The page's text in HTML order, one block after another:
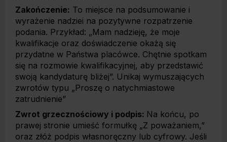
Zakończenie: To miejsce na podsumowanie i
wyrażenie nadziei na pozytywne rozpatrzenie
podania. Przykład: „Mam nadzieję, że moje
kwalifikacje oraz doświadczenie okażą się
przydatne w Państwa placówce. Chętnie spotkam
się na rozmowie kwalifikacyjnej, aby przedstawić
swoją kandydaturę bliżej”. Unikaj wymuszających
zwrotów typu „Proszę o natychmiastowe
zatrudnienie”
Zwrot grzecznościowy i podpis: Na końcu, po
prawej stronie umieść formułkę „Z poważaniem,”
oraz złóż podpis własnoręczny lub cyfrowy. Jeśli